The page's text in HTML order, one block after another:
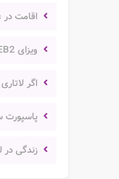
اقامت در
ویزای EB2 آمریکا
اگر
پاسپورت
زندگی در